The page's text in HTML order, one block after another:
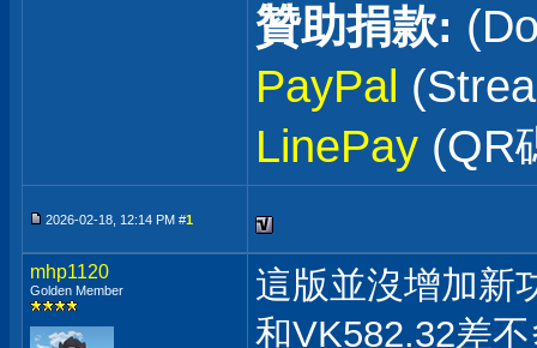
贊助捐款:
PayPal
LinePay (QR
2026-02-18, 12:14 PM #1
mhp1120
Golden Member
這版並沒增加新
和VK582.32差